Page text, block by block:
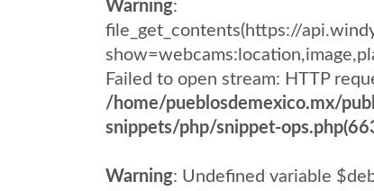
Warning:
file_get_contents(https://
Failed to open stream: HTTP
/home/pueblosdemexico.mx/
snippets/php/snippet-
Warning: Undefined variable